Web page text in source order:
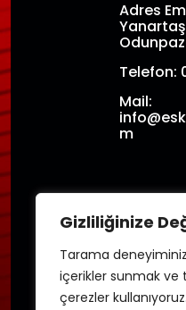
Gizliliğinize
Tarama
içerikler sunmak ve
çerezler
Adres
Telefon:
Mail:
m